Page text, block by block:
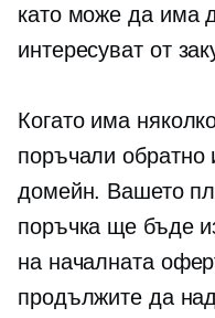
като може да има
интересуват от
Когато има
поръчали обратно
домейн. Вашето
поръчка ще бъде
на началната
продължите да